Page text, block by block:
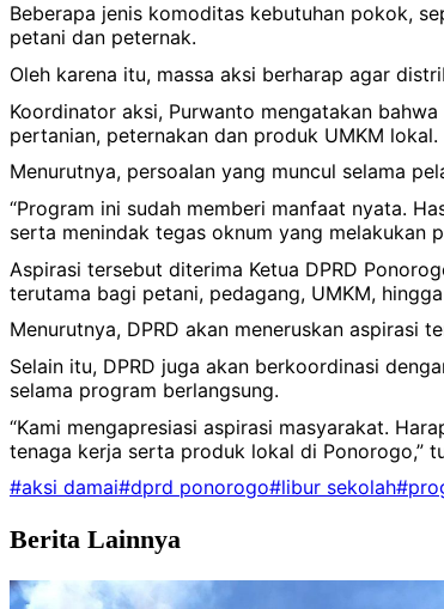
Beberapa jenis komoditas kebutuhan pokok,
petani dan peternak.
Oleh karena itu, massa aksi berharap agar
Koordinator aksi, Purwanto mengatakan
pertanian, peternakan dan produk UMKM lokal.
Menurutnya, persoalan yang muncul selama
“Program ini sudah memberi manfaat nyata.
serta menindak tegas oknum yang melakukan
Aspirasi tersebut diterima Ketua DPRD
terutama bagi petani, pedagang, UMKM,
Menurutnya, DPRD akan meneruskan aspirasi
Selain itu, DPRD juga akan berkoordinasi
selama program berlangsung.
“Kami mengapresiasi aspirasi masyarakat.
tenaga kerja serta produk lokal di Ponorogo,”
#aksi damai#dprd ponorogo#libur sekolah
Berita Lainnya